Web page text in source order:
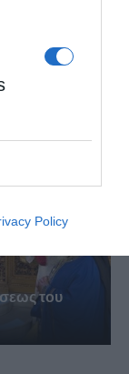
Policy
του